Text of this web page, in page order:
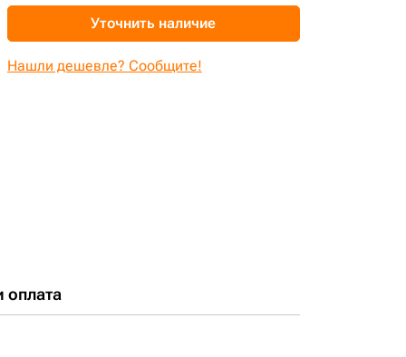
Уточнить наличие
Нашли дешевле? Сообщите!
оплата